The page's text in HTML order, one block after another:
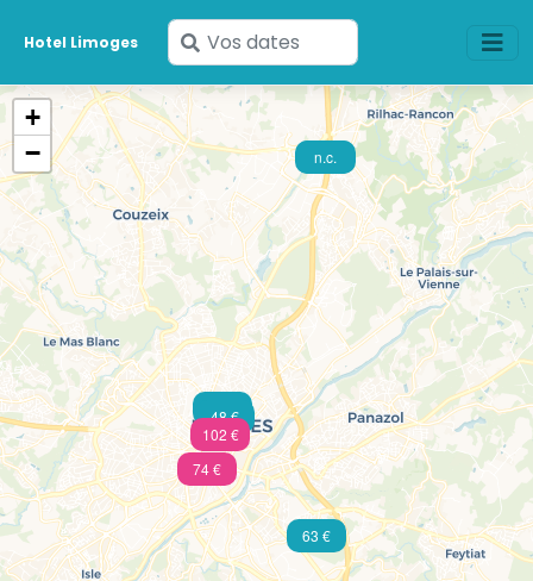
Hotel Limoges
Saisissez
vos
dates
74 €
102 €
63 €
61 €
40 €
48 €
n.c.
+
−